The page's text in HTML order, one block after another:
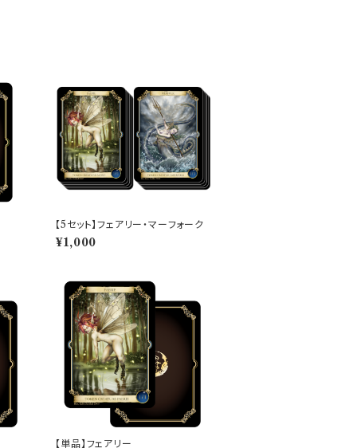
【5セット】フェアリー・マーフォーク
¥1,000
【単品】フェアリー